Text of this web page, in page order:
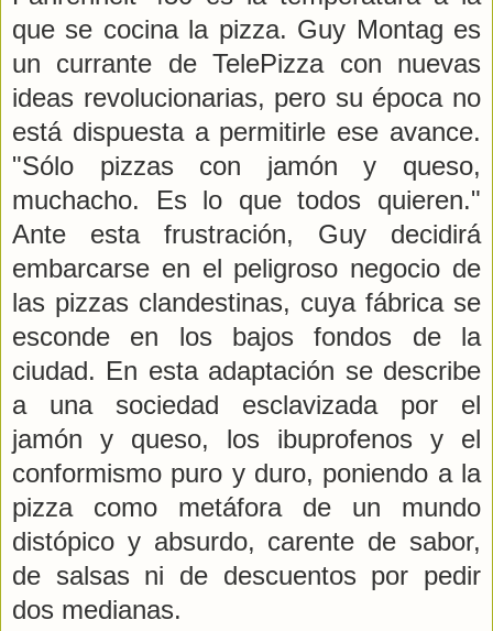
que se cocina la pizza. Guy Montag es
un currante de TelePizza con nuevas
ideas revolucionarias, pero su época no
está dispuesta a permitirle ese avance.
"Sólo pizzas con jamón y queso,
muchacho. Es lo que todos quieren."
Ante esta frustración, Guy decidirá
embarcarse en el peligroso negocio de
las pizzas clandestinas, cuya fábrica se
esconde en los bajos fondos de la
ciudad. En esta adaptación se describe
a una sociedad esclavizada por el
jamón y queso, los ibuprofenos y el
conformismo puro y duro, poniendo a la
pizza como metáfora de un mundo
distópico y absurdo, carente de sabor,
de salsas ni de descuentos por pedir
dos medianas.